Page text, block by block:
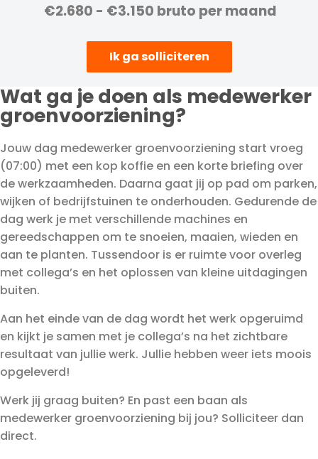
€2.680 - €3.150 bruto per maand
Ik ga solliciteren
Wat ga je doen als medewerker
groenvoorziening?
Jouw dag medewerker groenvoorziening start vroeg
(07:00) met een kop koffie en een korte briefing over
de werkzaamheden. Daarna gaat jij op pad om parken,
wijken of bedrijfstuinen te onderhouden. Gedurende de
dag werk je met verschillende machines en
gereedschappen om te snoeien, maaien, wieden en
aan te planten. Tussendoor is er ruimte voor overleg
met collega’s en het oplossen van kleine uitdagingen
buiten.
Aan het einde van de dag wordt het werk opgeruimd
en kijkt je samen met je collega’s na het zichtbare
resultaat van jullie werk. Jullie hebben weer iets moois
opgeleverd!
Werk jij graag buiten? En past een baan als
medewerker groenvoorziening bij jou? Solliciteer dan
direct.